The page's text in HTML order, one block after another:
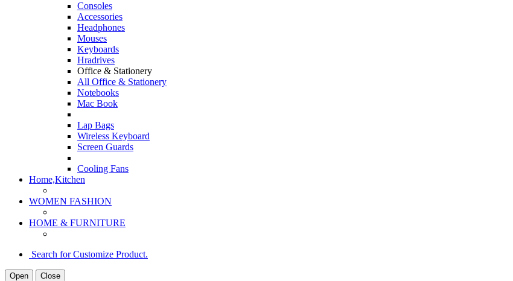
Consoles
Accessories
Headphones
Mouses
Keyboards
Hradrives
Office & Stationery
All Office & Stationery
Notebooks
Mac Book
Lap Bags
Wireless Keyboard
Screen Guards
Cooling Fans
Home,Kitchen
WOMEN FASHION
HOME & FURNITURE
Search for Customize Product.
Open Close